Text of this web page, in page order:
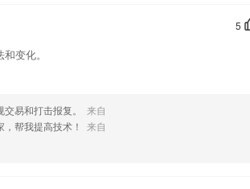
5
变化。
易和打击报复。
来自
帮我提高技术！
来自